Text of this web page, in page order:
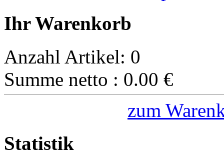
Ihr Warenkorb
Anzahl Artikel: 0
Summe netto : 0.00 €
zum
Statistik